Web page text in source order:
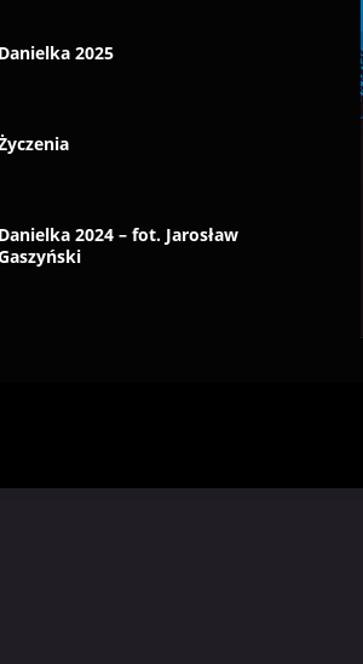
Danielka 2025
Danielka 2024 – fot. Jarosław